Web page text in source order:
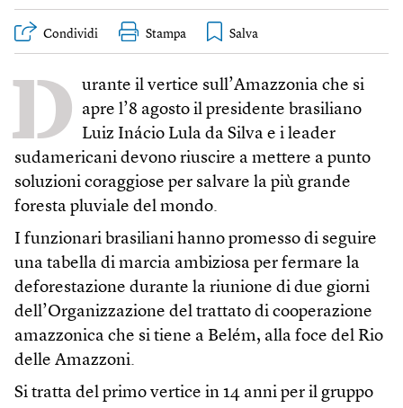
Condividi Stampa
D urante il vertice sull’Amazzonia che si
apre l’8 agosto il presidente brasiliano
Luiz Inácio Lula da Silva e i leader
sudamericani devono riuscire a mettere a punto
soluzioni coraggiose per salvare la più grande
foresta pluviale del mondo.
I funzionari brasiliani hanno promesso di seguire
una tabella di marcia ambiziosa per fermare la
deforestazione durante la riunione di due giorni
dell’Organizzazione del trattato di cooperazione
amazzonica che si tiene a Belém, alla foce del Rio
delle Amazzoni.
Si tratta del primo vertice in 14 anni per il gruppo